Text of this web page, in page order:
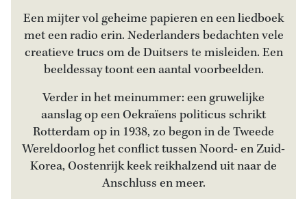
Een mijter vol geheime papieren en een liedboek
met een radio erin. Nederlanders bedachten vele
creatieve trucs om de Duitsers te misleiden. Een
beeldessay toont een aantal voorbeelden.
Verder in het meinummer: een gruwelijke
aanslag op een Oekraïens politicus schrikt
Rotterdam op in 1938, zo begon in de Tweede
Wereldoorlog het conflict tussen Noord- en Zuid-
Korea, Oostenrijk keek reikhalzend uit naar de
Anschluss en meer.